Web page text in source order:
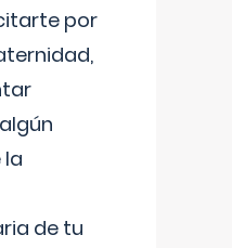
por
la
de tu